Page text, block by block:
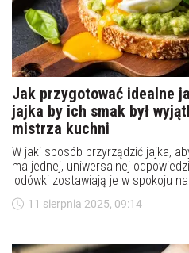
Jak przygotować idealne
jajka by ich smak był
mistrza kuchni
W jaki sposób przyrządzić jajka,
ma jednej, uniwersalnej
lodówki zostawiają je w spokoju
temperatury otoczenia, inni
wrzącej wody, jeszcze inni do
11 sierpnia 2025, 09:14